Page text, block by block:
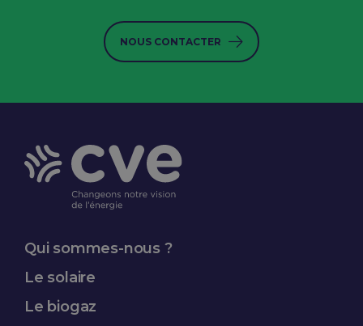
Qui sommes-nous ?
Le solaire
Le biogaz
NOUS CONTACTER